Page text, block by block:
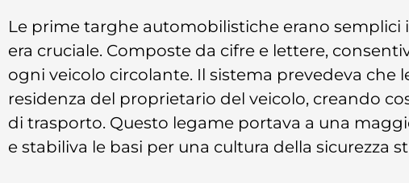
Le prime targhe automobilistiche erano
era cruciale. Composte da cifre e lettere,
ogni veicolo circolante. Il sistema prevedeva che
residenza del proprietario del veicolo, creando
di trasporto. Questo legame portava a una
e stabiliva le basi per una cultura della sicurezza